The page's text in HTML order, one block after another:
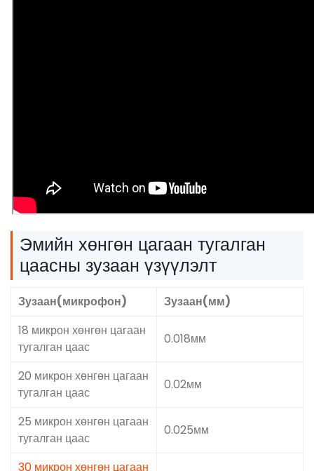
Эмийн хөнгөн цагаан тугалган
цаасны зузаан үзүүлэлт
Зузаан(микрофон)
Зузаан(мм)
18 микрон хөнгөн цагаан
тугалган цаас
0.018мм
20 микрон хөнгөн цагаан
тугалган цаас
0.02мм
25 микрон хөнгөн цагаан
тугалган цаас
0.025мм
30 микрон хөнгөн цагаан